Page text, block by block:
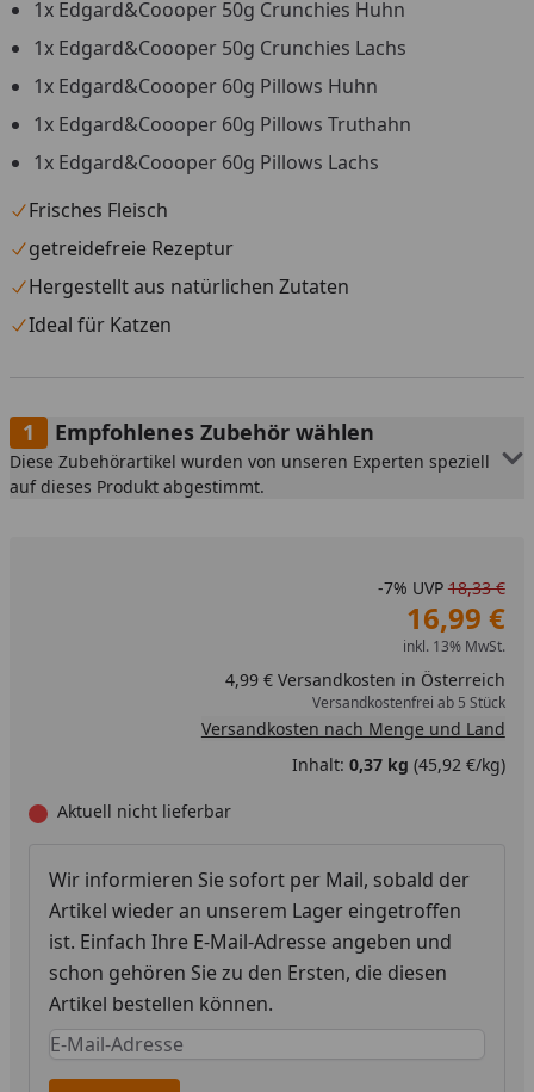
1x Edgard&Coooper 50g Crunchies Huhn
1x Edgard&Coooper 50g Crunchies Lachs
1x Edgard&Coooper 60g Pillows Huhn
1x Edgard&Coooper 60g Pillows Truthahn
1x Edgard&Coooper 60g Pillows Lachs
Frisches Fleisch
getreidefreie Rezeptur
Hergestellt aus natürlichen Zutaten
Ideal für Katzen
Empfohlenes Zubehör wählen
Diese Zubehörartikel wurden von unseren Experten speziell
auf dieses Produkt abgestimmt.
-7% UVP 18,33 €
16,99 €
inkl. 13% MwSt.
4,99 € Versandkosten in Österreich
Versandkostenfrei ab 5 Stück
Versandkosten nach Menge und Land
Inhalt: 0,37 kg (45,92 €/kg)
Aktuell nicht lieferbar
Wir informieren Sie sofort per Mail, sobald der
Artikel wieder an unserem Lager eingetroffen
ist. Einfach Ihre E-Mail-Adresse angeben und
schon gehören Sie zu den Ersten, die diesen
Artikel bestellen können.
Keine Eingabe erforderlich
Eingabe erforderlich